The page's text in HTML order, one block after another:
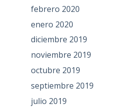
febrero 2020
enero 2020
diciembre 2019
noviembre 2019
octubre 2019
septiembre 2019
julio 2019